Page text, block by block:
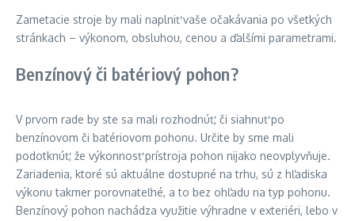
Zametacie stroje by mali naplniť vaše očakávania po všetkých
stránkach – výkonom, obsluhou, cenou a ďalšími parametrami.
Benzínový či batériový pohon?
V prvom rade by ste sa mali rozhodnúť, či siahnuť po
benzínovom či batériovom pohonu. Určite by sme mali
podotknúť, že výkonnosť prístroja pohon nijako neovplyvňuje.
Zariadenia, ktoré sú aktuálne dostupné na trhu, sú z hľadiska
výkonu takmer porovnateľné, a to bez ohľadu na typ pohonu.
Benzínový pohon nachádza využitie výhradne v exteriéri, lebo v